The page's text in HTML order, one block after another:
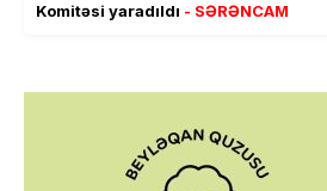
Komitəsi yaradıldı - SƏRƏNCAM